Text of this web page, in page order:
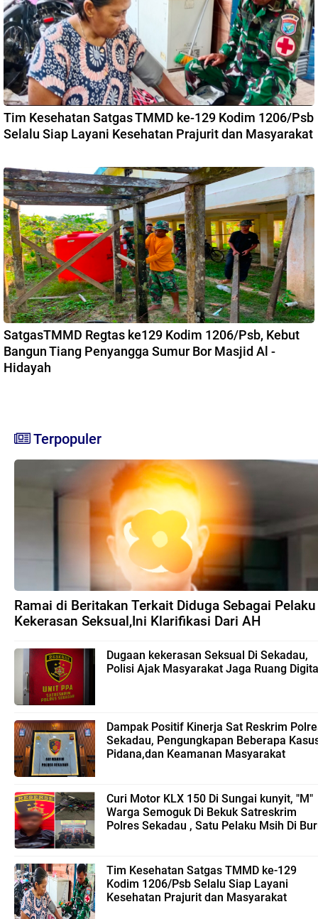
Tim Kesehatan Satgas TMMD ke-129 Kodim 1206/Psb
Selalu Siap Layani Kesehatan Prajurit dan Masyarakat
SatgasTMMD Regtas ke129 Kodim 1206/Psb, Kebut
Bangun Tiang Penyangga Sumur Bor Masjid Al -
Hidayah
Terpopuler
Ramai di Beritakan Terkait Diduga Sebagai Pelaku
Kekerasan Seksual,Ini Klarifikasi Dari AH
Dugaan kekerasan Seksual Di Sekadau,
Polisi Ajak Masyarakat Jaga Ruang
Dampak Positif Kinerja Sat Reskrim
Sekadau, Pengungkapan Beberapa
Pidana,dan Keamanan Masyarakat
Curi Motor KLX 150 Di Sungai kunyit, "M"
Warga Semoguk Di Bekuk Satreskrim
Polres Sekadau , Satu Pelaku Msih Di
Tim Kesehatan Satgas TMMD ke-129
Kodim 1206/Psb Selalu Siap Layani
Kesehatan Prajurit dan Masyarakat